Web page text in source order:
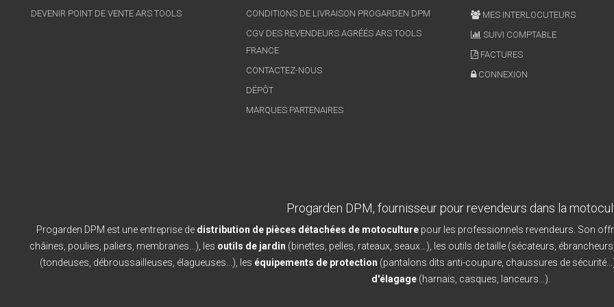
DEVENIR POINT DE VENTE ARS TOOLS
CONDITIONS DE LIVRAISON PROGARDEN DPM
CGV DES REVENDEURS AGRÉÉS ARS TOOLS
FRANCE
CONTACTEZ-NOUS
DÉPÔT
MARQUES PARTENAIRES
MES INTERLOCUTEURS
SUIVI COMPTABLE
FACTURES
CONNEXION
Progarden DPM, fournisseur pour revendeurs dans la
Progarden DPM est une entreprise de distribution de pièces détachées de motoculturepour les professionnels revendeurs. Son
châines, poulies, paliers, membranes...), les outils de jardin (binettes, pelles, rateaux, seaux...), les outils de taille (sécateurs,
(tondeuses, débroussailleuses, élagueuses...), les équipements de protection (pantalons dits anti-coupure, chaussures de
d'élagage(harnais, casques, lanceurs...).